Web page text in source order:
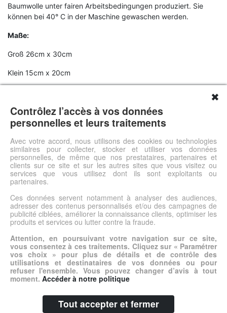
Baumwolle unter fairen Arbeitsbedingungen produziert. Sie
können bei 40° C in der Maschine gewaschen werden.
Maße:
Groß 26cm x 30cm
Klein 15cm x 20cm
Die Produkte werden in Pappkartons zu uns geliefert. Die
Pappkartons verwerten wir wieder. In Ausnahmefällen greifen
wir auf neue Kartons zurück.
Gesamtgewicht: Groß 44 g, Klein 20 g
Voir l'offre
© DSh0p 2026 -Accueil-Mentions légales
✖
Contrôlez l’accès à vos données
personnelles et leurs traitements
Avec votre accord, nous utilisons des cookies ou technologies
similaires pour collecter, stocker et utiliser vos données
personnelles, de même que nos prestataires, partenaires et
clients sur ce site et sur les autres sites que vous visitez ou
services que vous utilisez dont ils sont exploitants ou
partenaires.
Ces données servent notamment à analyser des audiences,
adresser des contenus personnalisés et/ou des campagnes de
publicité ciblées, améliorer la connaissance clients, optimiser les
produits et services ou lutter contre la fraude.
Attention, en poursuivant votre navigation sur ce site,
vous consentez à ces traitements. Cliquez sur « Paramétrer
vos choix » pour plus de détails et de contrôle des
utilisations et destinataires de vos données ou pour
refuser l'ensemble. Vous pouvez changer d’avis à tout
moment. Accéder à notre politique
Tout accepter et fermer